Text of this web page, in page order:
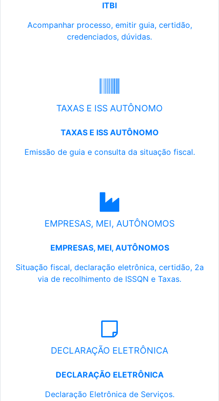
ITBI
Acompanhar processo, emitir guia, certidão,
credenciados, dúvidas.
TAXAS E ISS AUTÔNOMO
TAXAS E ISS AUTÔNOMO
Emissão de guia e consulta da situação fiscal.
EMPRESAS, MEI, AUTÔNOMOS
EMPRESAS, MEI, AUTÔNOMOS
Situação fiscal, declaração eletrônica, certidão, 2a
via de recolhimento de ISSQN e Taxas.
DECLARAÇÃO ELETRÔNICA
DECLARAÇÃO ELETRÔNICA
Declaração Eletrônica de Serviços.